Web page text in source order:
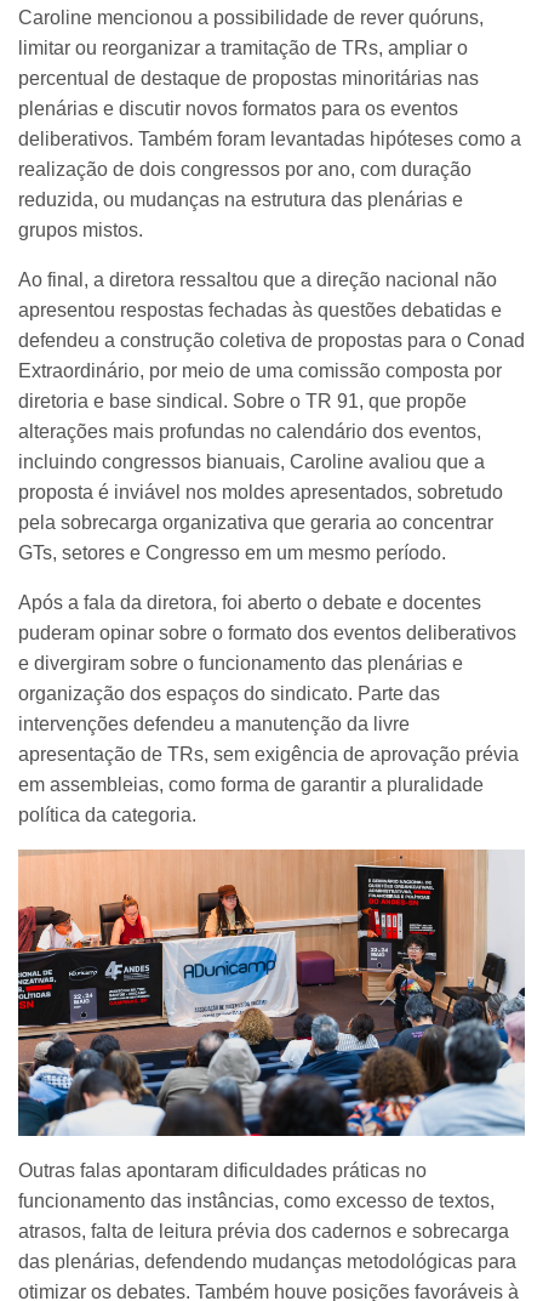
Caroline mencionou a possibilidade de rever quóruns,
limitar ou reorganizar a tramitação de TRs, ampliar o
percentual de destaque de propostas minoritárias nas
plenárias e discutir novos formatos para os eventos
deliberativos. Também foram levantadas hipóteses como a
realização de dois congressos por ano, com duração
reduzida, ou mudanças na estrutura das plenárias e
grupos mistos.
Ao final, a diretora ressaltou que a direção nacional não
apresentou respostas fechadas às questões debatidas e
defendeu a construção coletiva de propostas para o Conad
Extraordinário, por meio de uma comissão composta por
diretoria e base sindical. Sobre o TR 91, que propõe
alterações mais profundas no calendário dos eventos,
incluindo congressos bianuais, Caroline avaliou que a
proposta é inviável nos moldes apresentados, sobretudo
pela sobrecarga organizativa que geraria ao concentrar
GTs, setores e Congresso em um mesmo período.
Após a fala da diretora, foi aberto o debate e docentes
puderam opinar sobre o formato dos eventos deliberativos
e divergiram sobre o funcionamento das plenárias e
organização dos espaços do sindicato. Parte das
intervenções defendeu a manutenção da livre
apresentação de TRs, sem exigência de aprovação prévia
em assembleias, como forma de garantir a pluralidade
política da categoria.
Outras falas apontaram dificuldades práticas no
funcionamento das instâncias, como excesso de textos,
atrasos, falta de leitura prévia dos cadernos e sobrecarga
das plenárias, defendendo mudanças metodológicas para
otimizar os debates. Também houve posições favoráveis à